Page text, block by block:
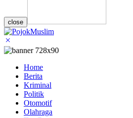
close
Home
Berita
Kriminal
Politik
Otomotif
Olahraga